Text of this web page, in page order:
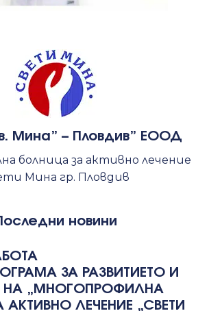
Мина” – Пловдив” ЕООД
болница за активно лечение
Мина гр. Пловдив
новини
ЗА РАЗВИТИЕТО И
НА „МНОГОПРОФИЛНА
ЛЕЧЕНИЕ „СВЕТИ